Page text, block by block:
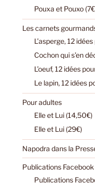
Pouxa et Pouxo
Les carnets
L’asperge, 12
Cochon qui s’en
L’oeuf, 12 idées
Le lapin, 12 idées
Pour adultes
Elle et Lui (14,50€)
Elle et Lui (29€)
Napodra dans la
Publications
Publications